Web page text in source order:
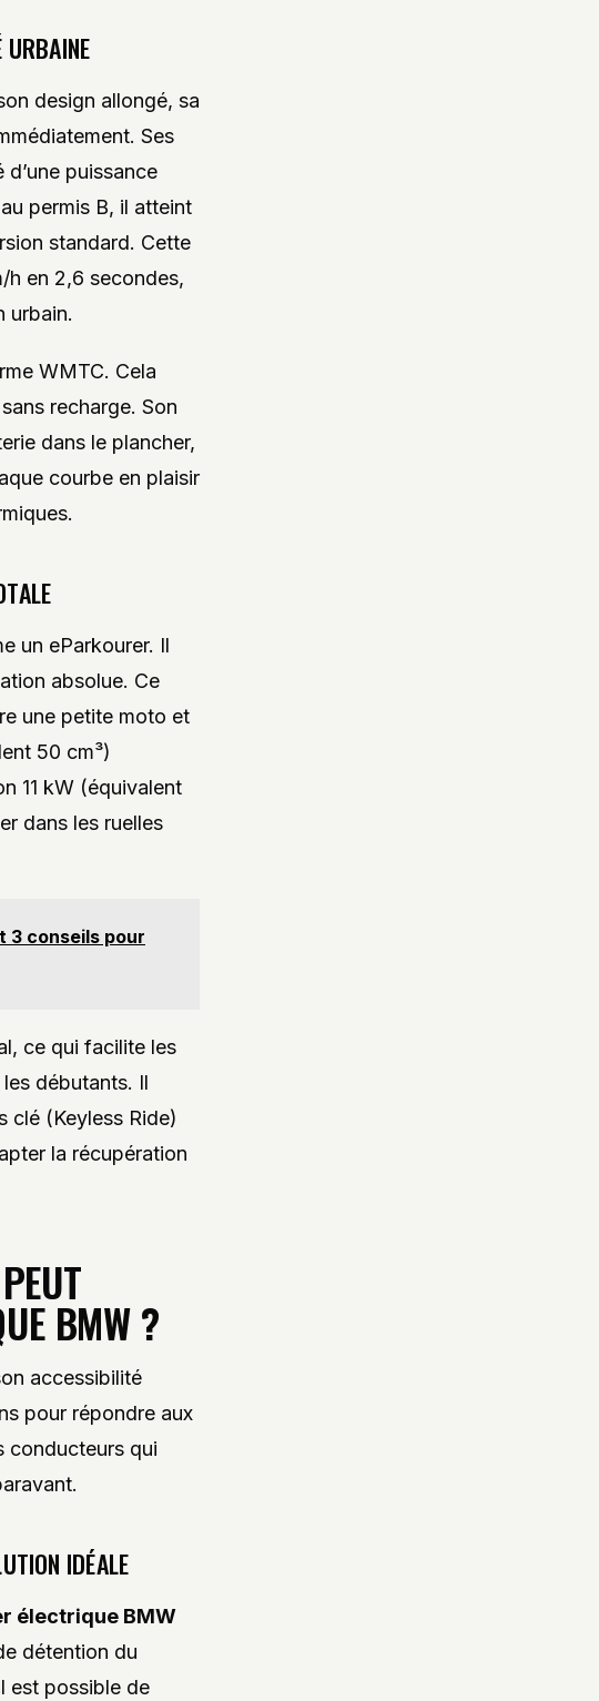
design allongé, sa
Ses
puissance
permis B, il atteint
standard. Cette
h en 2,6 secondes,
urbain.
WMTC. Cela
recharge. Son
dans le plancher,
courbe en plaisir
un eParkourer. Il
absolue. Ce
une petite moto et
50 cm³)
11 kW (équivalent
dans les ruelles
3 conseils pour
ce qui facilite les
débutants. Il
clé (Keyless Ride)
la récupération
BMW ?
accessibilité
pour répondre aux
conducteurs qui
IDÉALE
électrique BMW
détention du
est possible de